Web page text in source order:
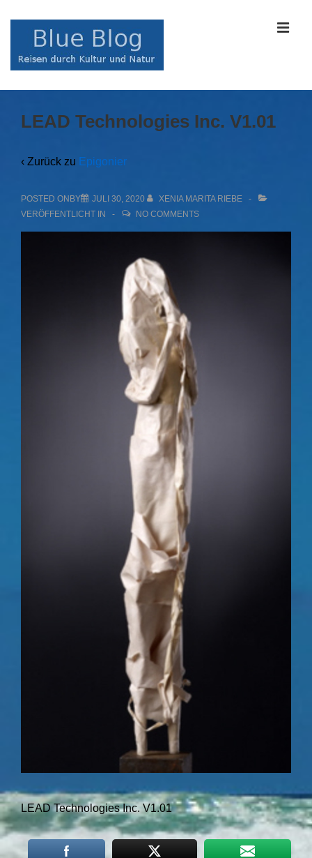
Navigation
LEAD Technologies Inc. V1.01
‹ Zurück zu Epigonier
POSTED ONBY JULI 30, 2020
XENIA MARITA RIEBE
VERÖFFENTLICHT IN
NO COMMENTS
LEAD Technologies Inc. V1.01